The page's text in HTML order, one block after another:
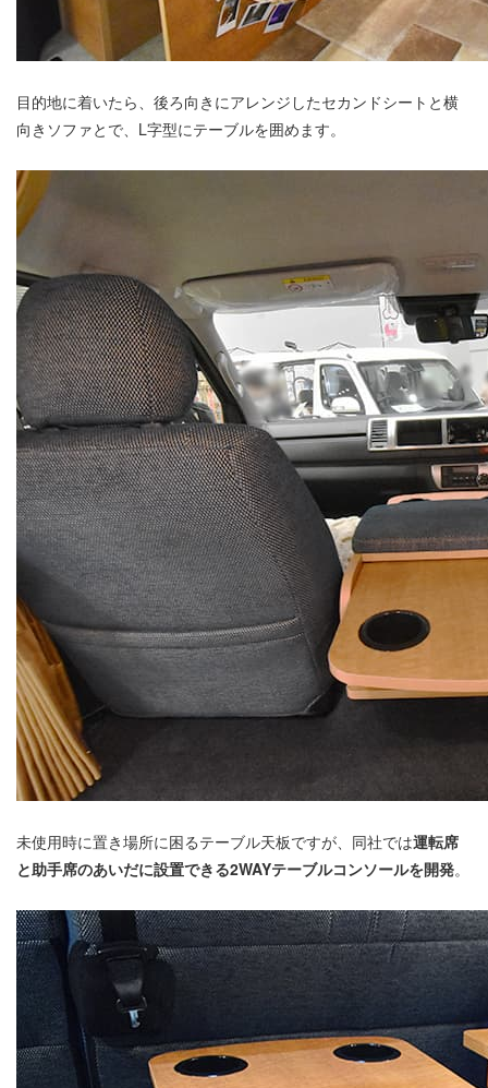
目的地に着いたら、後ろ向きにアレンジしたセカンドシートと横
向きソファとで、L字型にテーブルを囲めます。
未使用時に置き場所に困るテーブル天板ですが、同社では運転席
と助手席のあいだに設置できる2WAYテーブルコンソールを開発。